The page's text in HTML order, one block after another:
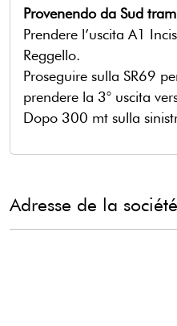
Provenendo da Sud
Prendere l’uscita A1
Reggello.
Proseguire sulla SR69
prendere la 3° uscita
Dopo 300 mt sulla
Adresse de la société